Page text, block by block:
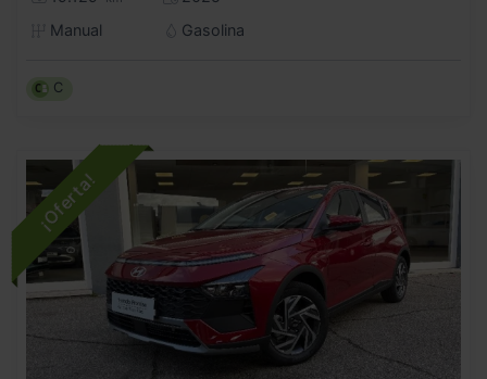
Manual
Gasolina
C